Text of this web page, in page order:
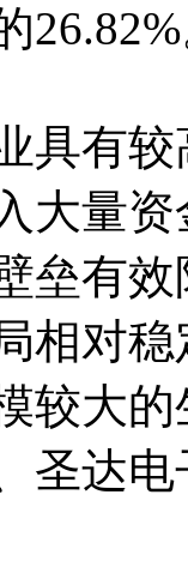
有较
大量
垒有
相对
较大
圣达